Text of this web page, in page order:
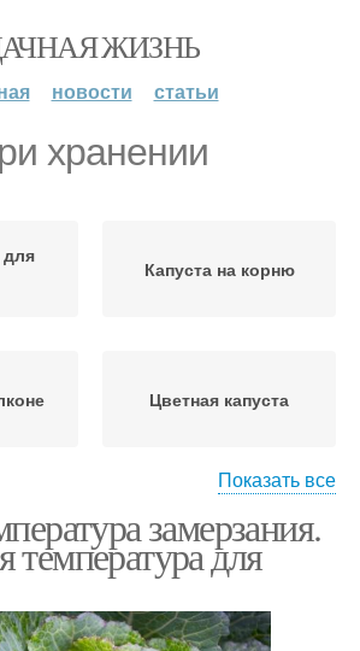
ЖИЗНЬ
новости статьи
хранении
Капуста на корню
Цветная капуста
холодильнике
Показать все
замерзания.
для